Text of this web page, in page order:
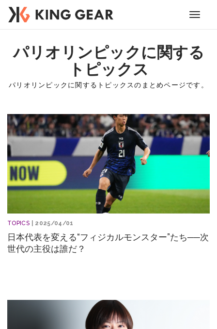
Toggle
パリオリンピックに関する
トピックス
パリオリンピックに関するトピックスのまとめページです。
TOPICS | 2025/04/01
日本代表を変える“フィジカルモンスター”たち──次
世代の主役は誰だ？